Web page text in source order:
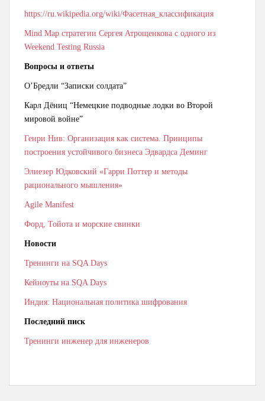
https://ru.wikipedia.org/wiki/Фасетная_классификация
Mind Map стратегии Сергея Атрощенкова с одного из
Weekend Testing Russia
Вопросы и ответы
О’Бредли “Записки солдата”
Карл Дёниц “Немецкие подводные лодки во Второй
мировой войне”
Генри Нив: Организация как система. Принципы
построения устойчивого бизнеса Эдвардса Деминг
Элиезер Юдковский «Гарри Поттер и методы
рационального мышления»
Agile Manifest
Форд, Тойота и морские свинки
Новости
Тренинги на SQA Days
Кейноуты на SQA Days
Индия: Национальная политика шифрования
Последний писк
Тренинги инженер для инженеров